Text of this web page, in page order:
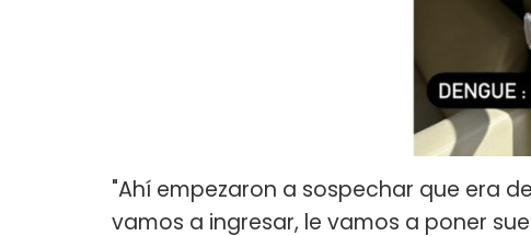
"Ahí empezaron a sospechar que era
vamos a ingresar, le vamos a poner